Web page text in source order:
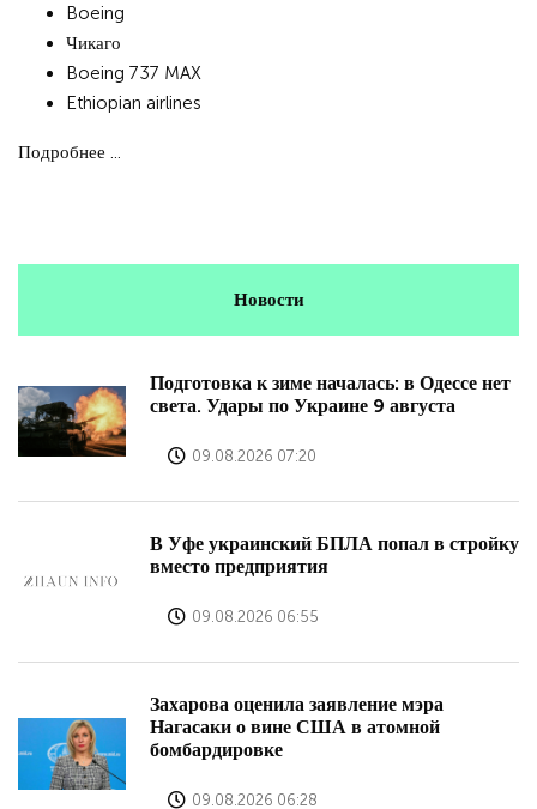
Boeing
Чикаго
Boeing 737 MAX
Ethiopian airlines
Подробнее ...
Новости
Подготовка к зиме началась: в Одессе нет
света. Удары по Украине 9 августа
09.08.2026 07:20
В Уфе украинский БПЛА попал в стройку
вместо предприятия
09.08.2026 06:55
Захарова оценила заявление мэра
Нагасаки о вине США в атомной
бомбардировке
09.08.2026 06:28